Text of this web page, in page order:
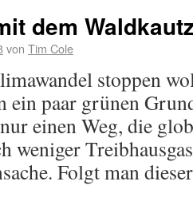
dem
von Tim Cole
stoppen
ein paar grünen
einen Weg, die
weniger
Folgt man